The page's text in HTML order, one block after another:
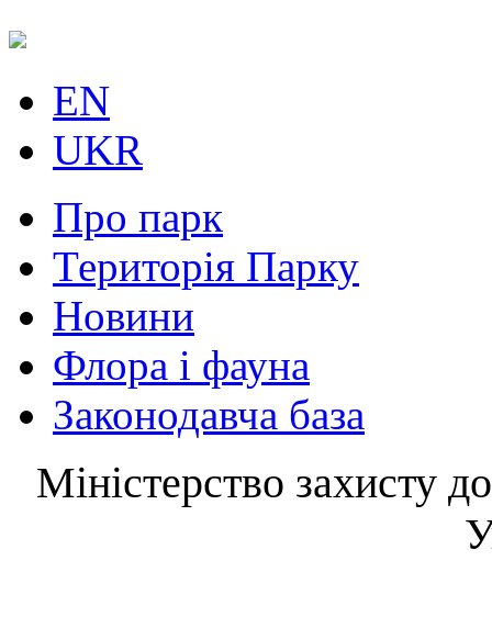
EN
UKR
Про парк
Територія Парку
Новини
Флора і фауна
Законодавча база
Міністерство захисту